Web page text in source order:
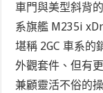
車門與美型斜背
系旗艦 M235i
堪稱 2GC 車系的
外觀套件、但有
兼顧靈活不俗的